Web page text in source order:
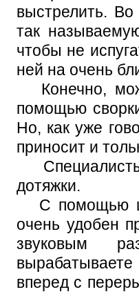
выстрелить. Во
так
чтобы не
ней на очень
Конечно,
помощью
Но, как уже
приносит и
Специалисты
дотяжки.
С помощью
очень удобен
звуковым
вперед с